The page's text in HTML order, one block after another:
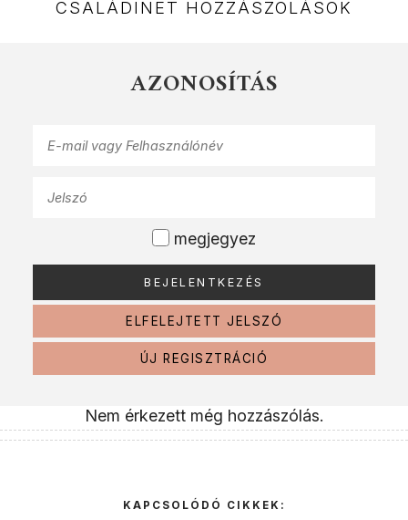
CSALÁDINET HOZZÁSZÓLÁSOK
AZONOSÍTÁS
megjegyez
ELFELEJTETT JELSZÓ
ÚJ REGISZTRÁCIÓ
Nem érkezett még hozzászólás.
KAPCSOLÓDÓ CIKKEK: